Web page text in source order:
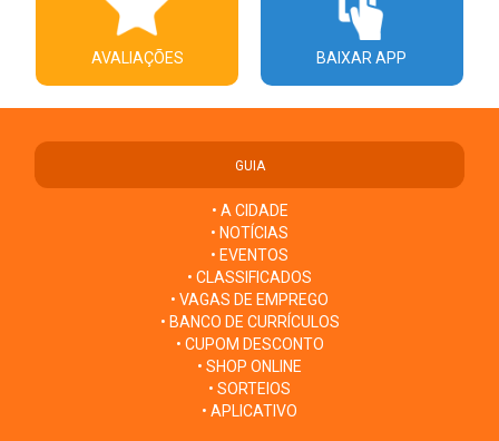
AVALIAÇÕES BAIXAR APP
GUIA
• A CIDADE
• NOTÍCIAS
• EVENTOS
• CLASSIFICADOS
• VAGAS DE EMPREGO
• BANCO DE CURRÍCULOS
• CUPOM DESCONTO
• SHOP ONLINE
• SORTEIOS
• APLICATIVO